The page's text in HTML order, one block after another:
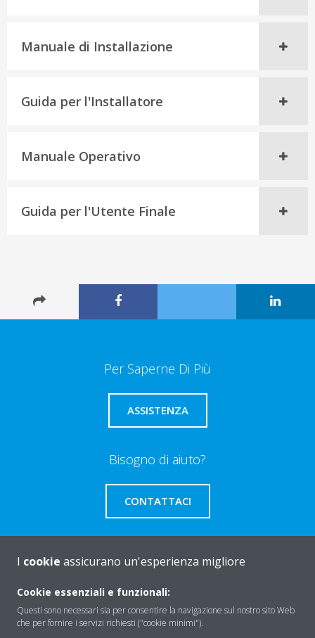
Manuale di Installazione
Guida per l'Installatore
Manuale Operativo
Guida per l'Utente Finale
Per Saperne Di Più
ASSISTENZA
Bisogno di aiuto?
CONTATTACI
About Daikin
I cookie assicurano un'esperienza migliore
Cookie essenziali e funzionali:
Questi sono necessari sia per consentire la navigazione sul nostro sito Web
che per fornire i servizi richiesti ("cookie minimi").